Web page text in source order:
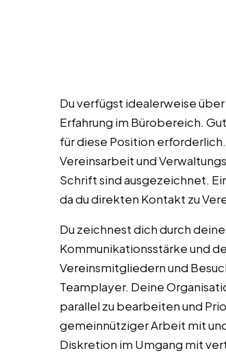
Du verfügst idealerweise
Erfahrung im Bürobereich.
für diese Position
Vereinsarbeit und
Schrift sind ausgezeichnet.
da du direkten Kontakt zu
Du zeichnest dich durch
Kommunikationsstärke und
Vereinsmitgliedern und
Teamplayer. Deine
parallel zu bearbeiten und
gemeinnütziger Arbeit mit
Diskretion im Umgang mit